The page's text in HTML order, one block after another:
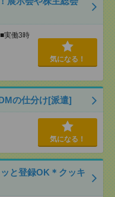
実働3時
気になる！
の仕分け[派遣]
気になる！
と登録OK＊クッキ